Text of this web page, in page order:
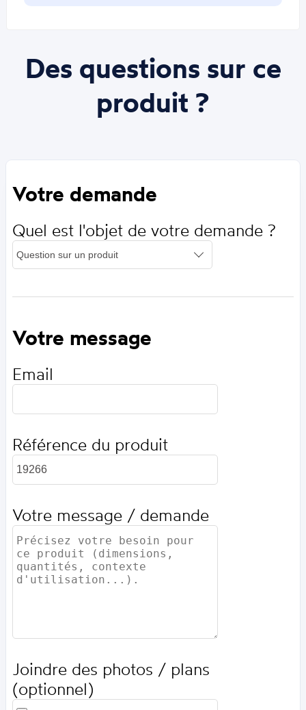
Des questions sur ce
produit ?
Votre demande
Quel est l'objet de votre demande ?
Votre message
Email
Référence du produit
Votre message / demande
Joindre des photos / plans
(optionnel)